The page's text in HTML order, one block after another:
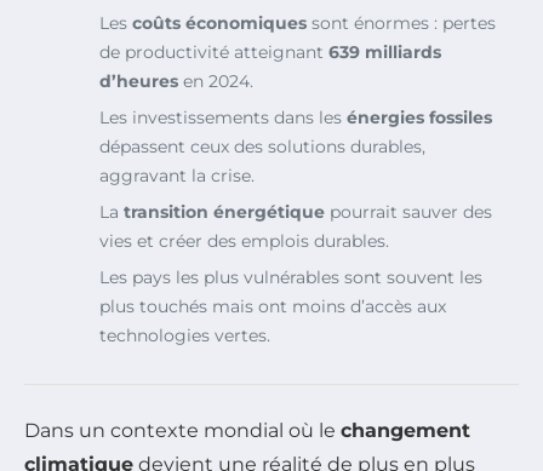
Les coûts économiques sont énormes : pertes
de productivité atteignant 639 milliards
d’heures en 2024.
Les investissements dans les énergies fossiles
dépassent ceux des solutions durables,
aggravant la crise.
La transition énergétique pourrait sauver des
vies et créer des emplois durables.
Les pays les plus vulnérables sont souvent les
plus touchés mais ont moins d’accès aux
technologies vertes.
Dans un contexte mondial où le changement
climatique devient une réalité de plus en plus